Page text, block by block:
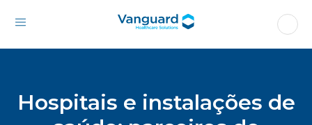
Hospitais e instalações de